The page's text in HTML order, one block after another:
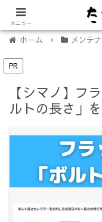
【免許不要に！】電
ホーム メンテ
PR
【シマノ】フ
ルトの長さ」
メニュー